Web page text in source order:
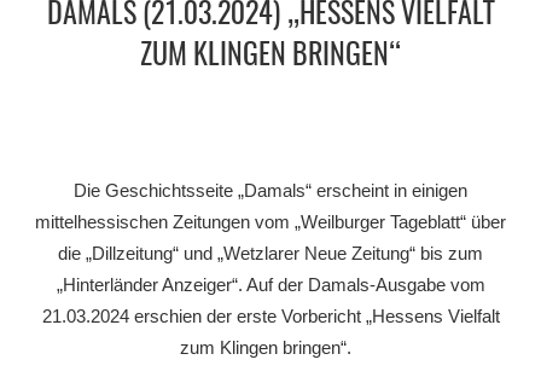
DAMALS (21.03.2024) „HESSENS VIELFALT
ZUM KLINGEN BRINGEN“
Die Geschichtsseite „Damals“ erscheint in einigen
mittelhessischen Zeitungen vom „Weilburger Tageblatt“ über
die „Dillzeitung“ und „Wetzlarer Neue Zeitung“ bis zum
„Hinterländer Anzeiger“. Auf der Damals-Ausgabe vom
21.03.2024 erschien der erste Vorbericht „Hessens Vielfalt
zum Klingen bringen“.